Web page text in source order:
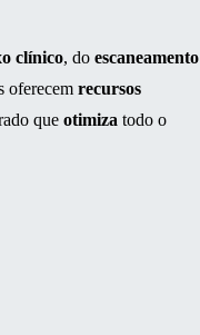
clínico, doescaneamento
oferecem recursos
queotimizatodo o